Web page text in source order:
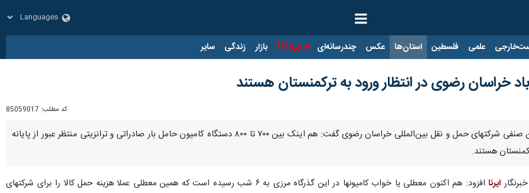
علمی فلسطین استان‌ها عکس چندرسانه‌ای ایرنا TV بازار زندگی سایر
کد مطلب: 85059017